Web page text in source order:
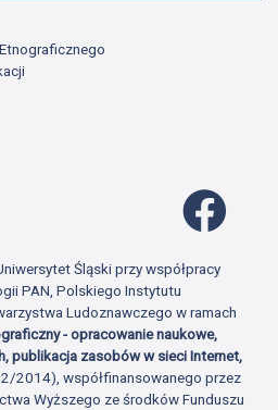
Śląski przy współpracy
PAN, Polskiego Instytutu
Ludoznawczego w ramach
- opracowanie naukowe,
publikacja zasobów w sieci Internet,
2014), współfinansowanego przez
Wyższego ze środków Funduszu